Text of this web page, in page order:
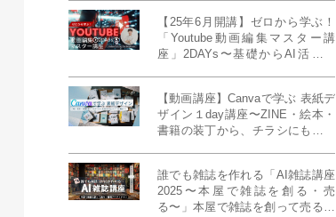
【25年6月開講】ゼロから学ぶ！
「Youtube動画編集マスター講
座」2DAYs〜基礎からAI活用ま
【動画講座】Canvaで学ぶ 表紙デ
ザイン１day講座〜ZINE・絵本・
書籍の装丁から、チラシにも活か
誰でも雑誌を作れる「AI雑誌講座
2025〜本屋で雑誌を創る・売
る〜」本屋で雑誌を創って売る！